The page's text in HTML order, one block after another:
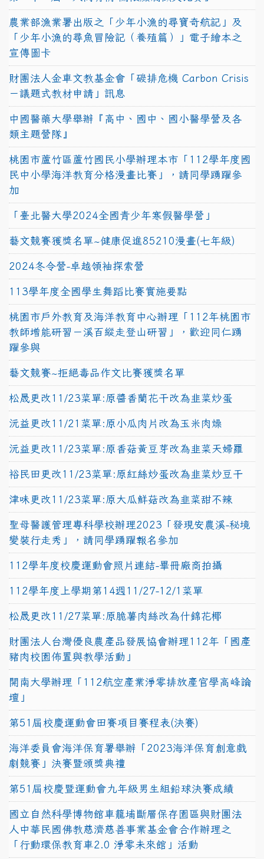
農業部漁業署出版之「少年小漁的尋寶奇航記」及
「少年小漁的尋魚冒險記（養殖篇）」電子繪本之
宣傳圖卡
財團法人金車文教基金會「碳排危機 Carbon Crisis
－議題式教材申請」訊息
中國醫藥大學舉辦『高中、國中、國小醫學營及各
類主題營隊』
桃園市蘆竹區蘆竹國民小學辦理本市「112學年度國
民中小學海洋教育分格漫畫比賽」，請同學踴躍參
加
「臺北醫大學2024全國青少年寒假醫學營」
藝文競賽獲獎名單~健康促進85210漫畫(七年級)
2024冬令營-卓越領袖探索營
113學年度全國學生舞蹈比賽實施要點
桃園市戶外教育及海洋教育中心辦理「112年桃園市
教師增能研習－溪百縱走登山研習」，歡迎同仁踴
躍參與
藝文競賽~拒絕毒品作文比賽獲獎名單
松晟更改11/23菜單:原醬香蘭花干改為韭菜炒蛋
沅益更改11/21菜單:原小瓜肉片改為玉米肉燥
沅益更改11/23菜單:原香菇黃豆芽改為韭菜天婦羅
裕民田更改11/23菜單:原紅絲炒蛋改為韭菜炒豆干
津味更改11/23菜單:原大瓜鮮菇改為韭菜甜不辣
聖母醫護管理專科學校辦理2023「發現安農溪-秘境
變裝行走秀」，請同學踴躍報名參加
112學年度校慶運動會照片連結-畢冊廠商拍攝
112學年度上學期第14週11/27-12/1菜單
松晟更改11/27菜單:原脆薯肉絲改為什錦花椰
財團法人台灣優良農產品發展協會辦理112年「國產
豬肉校園佈置與教學活動」
開南大學辦理「112航空產業淨零排放產官學高峰論
壇」
第51屆校慶運動會田賽項目賽程表(決賽)
海洋委員會海洋保育署舉辦「2023海洋保育創意戲
劇競賽」決賽暨頒獎典禮
第51屆校慶暨運動會九年級男生組鉛球決賽成績
國立自然科學博物館車籠埔斷層保存園區與財團法
人中華民國佛教慈濟慈善事業基金會合作辦理之
「行動環保教育車2.0 淨零未來館」活動